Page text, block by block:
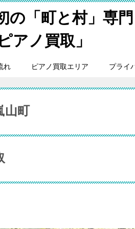
の「町と村」専
アノ買取」
れ ピアノ買取エリア プライ
山町